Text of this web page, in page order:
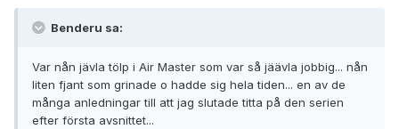
Benderu sa:
Var nån jävla tölp i Air Master som var så jäävla jobbig... nån
liten fjant som grinade o hadde sig hela tiden... en av de
många anledningar till att jag slutade titta på den serien
efter första avsnittet...